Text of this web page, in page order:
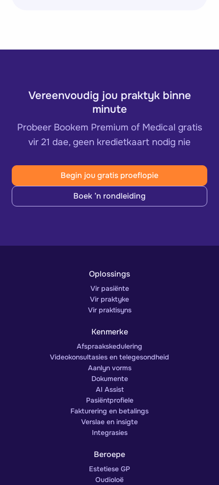
Vereenvoudig jou praktyk binne
minute
Probeer Bookem Premium of Medical gratis
vir 21 dae, geen kredietkaart nodig nie
Begin jou gratis proeflopie
Boek ’n rondleiding
Oplossings
Vir pasiënte
Vir praktyke
Vir praktisyns
Kenmerke
Afspraakskedulering
Videokonsultasies en telegesondheid
Aanlyn vorms
Dokumente
AI Assist
Pasiëntprofiele
Fakturering en betalings
Verslae en insigte
Integrasies
Beroepe
Estetiese GP
Oudioloë